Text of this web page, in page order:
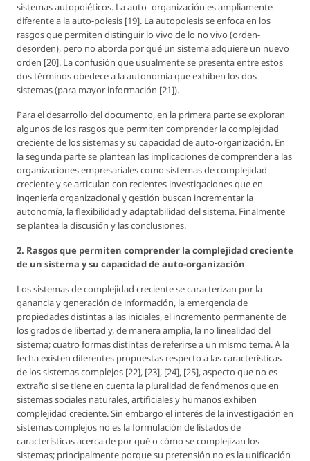
sistemas autopoiéticos. La auto- organización es ampliamente
diferente a la auto-poiesis [19]. La autopoiesis se enfoca en los
rasgos que permiten distinguir lo vivo de lo no vivo (orden-
desorden), pero no aborda por qué un sistema adquiere un nuevo
orden [20]. La confusión que usualmente se presenta entre estos
dos términos obedece a la autonomía que exhiben los dos
sistemas (para mayor información [21]).
Para el desarrollo del documento, en la primera parte se exploran
algunos de los rasgos que permiten comprender la complejidad
creciente de los sistemas y su capacidad de auto-organización. En
la segunda parte se plantean las implicaciones de comprender a las
organizaciones empresariales como sistemas de complejidad
creciente y se articulan con recientes investigaciones que en
ingeniería organizacional y gestión buscan incrementar la
autonomía, la flexibilidad y adaptabilidad del sistema. Finalmente
se plantea la discusión y las conclusiones.
2. Rasgos que permiten comprender la complejidad creciente
de un sistema y su capacidad de auto-organización
Los sistemas de complejidad creciente se caracterizan por la
ganancia y generación de información, la emergencia de
propiedades distintas a las iniciales, el incremento permanente de
los grados de libertad y, de manera amplia, la no linealidad del
sistema; cuatro formas distintas de referirse a un mismo tema. A la
fecha existen diferentes propuestas respecto a las características
de los sistemas complejos [22], [23], [24], [25], aspecto que no es
extraño si se tiene en cuenta la pluralidad de fenómenos que en
sistemas sociales naturales, artificiales y humanos exhiben
complejidad creciente. Sin embargo el interés de la investigación en
sistemas complejos no es la formulación de listados de
características acerca de por qué o cómo se complejizan los
sistemas; principalmente porque su pretensión no es la unificación